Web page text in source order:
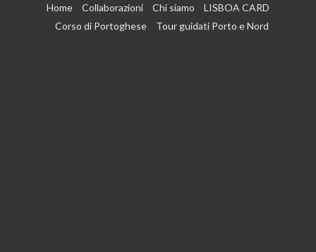
Home Collaborazioni Chi siamo
LISBOA CARD
Corso di Portoghese
Tour guidati Porto e Nord